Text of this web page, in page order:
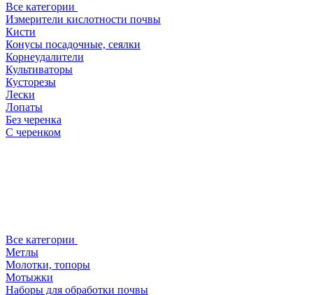
Все категории
Измерители кислотности почвы
Кисти
Конусы посадочные, сеялки
Корнеудалители
Культиваторы
Кусторезы
Лески
Лопаты
Без черенка
С черенком
Все категории
Метлы
Молотки, топоры
Мотыжки
Наборы для обработки почвы